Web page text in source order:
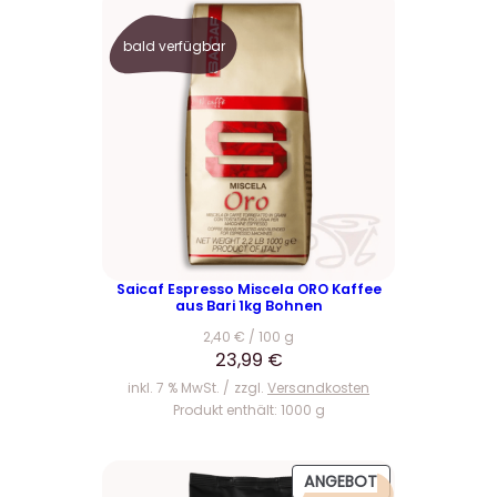
2
9
€
bald verfügbar
Saicaf Espresso Miscela ORO Kaffee
aus Bari 1kg Bohnen
2,40 € / 100 g
23,99 €
inkl. 7 % MwSt. zzgl. Versandkosten
Produkt enthält: 1000 g
ANGEBOTP